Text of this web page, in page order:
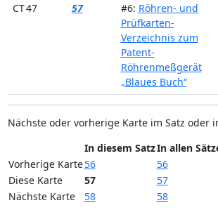
CT 47 57 #6: Röhren- und
Prüfkarten-
Verzeichnis zum
Patent-
Röhrenmeßgerät
„Blaues Buch“
Nächste oder vorherige Karte im Satz oder
In diesem SatzIn allen
Vorherige Karte56
56
Diese Karte
57
57
Nächste Karte
58
58